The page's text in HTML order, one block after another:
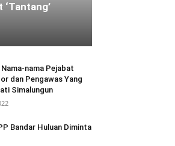
Nama-nama Pejabat
dan Pengawas Yang
Simalungun
Bandar Huluan Diminta